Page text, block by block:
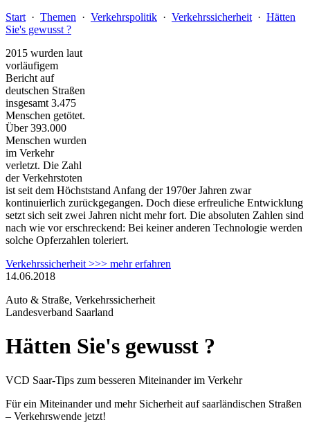
Start · Themen · Verkehrspolitik · Verkehrssicherheit · Hätten
Sie's gewusst ?
2015 wurden laut
vorläufigem
Bericht auf
deutschen Straßen
insgesamt 3.475
Menschen getötet.
Über 393.000
Menschen wurden
im Verkehr
verletzt. Die Zahl
der Verkehrstoten
ist seit dem Höchststand Anfang der 1970er Jahren zwar
kontinuierlich zurückgegangen. Doch diese erfreuliche Entwicklung
setzt sich seit zwei Jahren nicht mehr fort. Die absoluten Zahlen sind
nach wie vor erschreckend: Bei keiner anderen Technologie werden
solche Opferzahlen toleriert.
Verkehrssicherheit >>> mehr erfahren
14.06.2018
Auto & Straße, Verkehrssicherheit
Landesverband Saarland
Hätten Sie's gewusst ?
VCD Saar-Tips zum besseren Miteinander im Verkehr
Für ein Miteinander und mehr Sicherheit auf saarländischen Straßen
– Verkehrswende jetzt!